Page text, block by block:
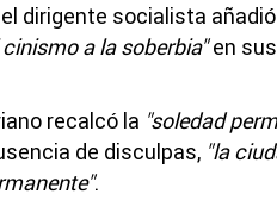
dirigente socialista
cinismo a la soberbia"en
recalcó la "soledad
de disculpas, "la
.